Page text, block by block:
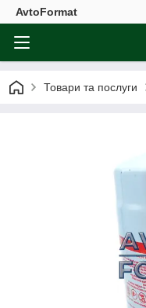
AvtoFormat
Товари та послуги